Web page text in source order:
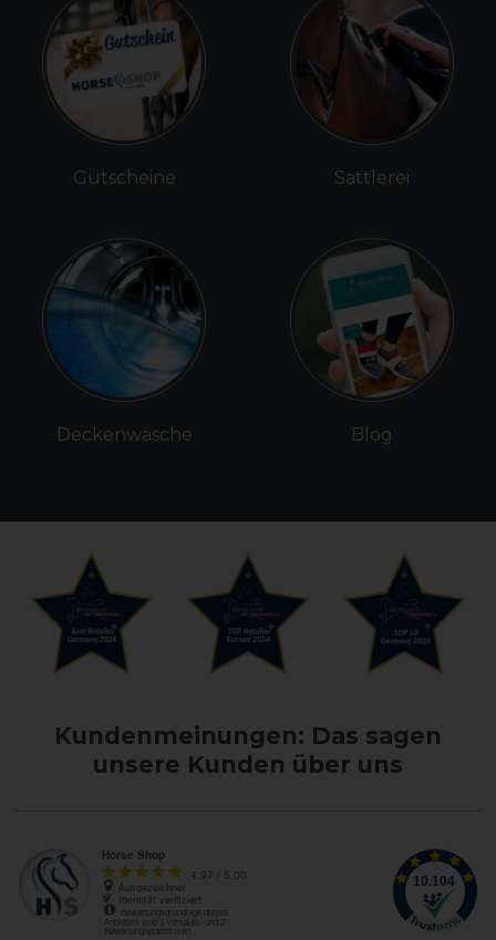
Gutscheine
Deckenwäsche
Sattlerei
Blog
Kundenmeinungen: Das sagen
unsere Kunden über uns